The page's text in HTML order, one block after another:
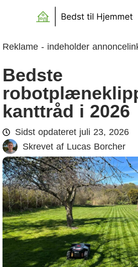
Reklame - indeholder
Bedste
kanttråd i 2026
Sidst opdateret juli 23, 2026
Skrevet af Lucas Borcher